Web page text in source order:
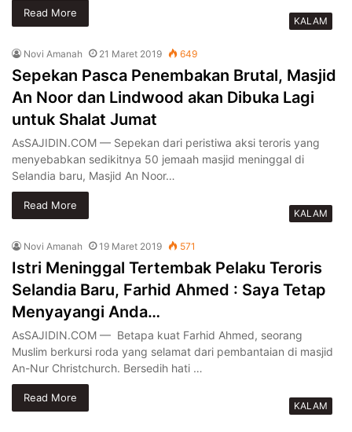
Read More
KALAM
Novi Amanah 21 Maret 2019 649
Sepekan Pasca Penembakan Brutal, Masjid
An Noor dan Lindwood akan Dibuka Lagi
untuk Shalat Jumat
AsSAJIDIN.COM — Sepekan dari peristiwa aksi teroris yang
menyebabkan sedikitnya 50 jemaah masjid meninggal di
Selandia baru, Masjid An Noor…
Read More
KALAM
Novi Amanah 19 Maret 2019 571
Istri Meninggal Tertembak Pelaku Teroris
Selandia Baru, Farhid Ahmed : Saya Tetap
Menyayangi Anda…
AsSAJIDIN.COM — Betapa kuat Farhid Ahmed, seorang
Muslim berkursi roda yang selamat dari pembantaian di masjid
An-Nur Christchurch. Bersedih hati …
Read More
KALAM